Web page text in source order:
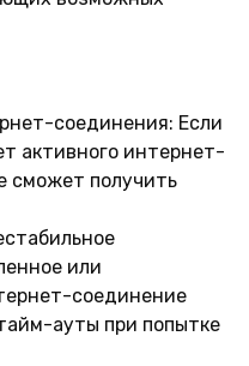
соединения: Если
активного интернет-
сможет получить
или
соединение
ауты при попытке